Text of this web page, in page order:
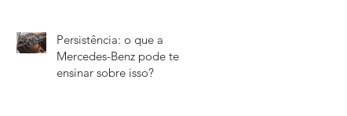
Persistência: o que a
Mercedes-Benz pode te
ensinar sobre isso?